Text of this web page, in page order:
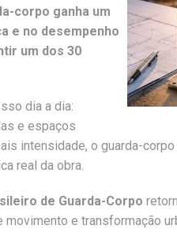
corpo ganha um
e no desempenho
um dos 30
dia a dia:
e espaços
intensidade, o guarda-
real da obra.
de Guarda-Corpo
movimento e transformação